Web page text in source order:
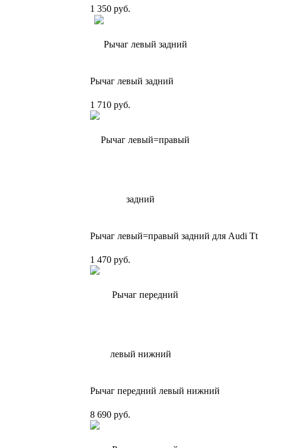
1 350 руб.
Рычаг левый задний
1 710 руб.
Рычаг левый=правый задний для Audi Tt
1 470 руб.
Рычаг передний левый нижний
8 690 руб.